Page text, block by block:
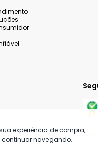
experiência de compra,
continuar navegando,